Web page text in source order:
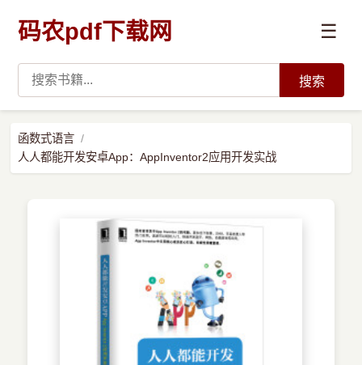
码农pdf下载网 ☰
数据科学与人工智能
搜索
函数式语言
人人都能开发安卓App：AppInventor2应用开发实战